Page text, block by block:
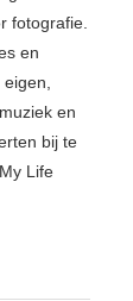
fotografie.
en
en
bij te
Life